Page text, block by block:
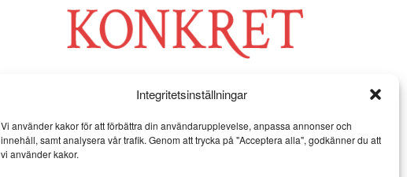
Integritetsinställningar
Vi använder kakor för att förbättra din användarupplevelse, anpassa annonser och
innehåll, samt analysera vår trafik. Genom att trycka på "Acceptera alla", godkänner du att
vi använder kakor.